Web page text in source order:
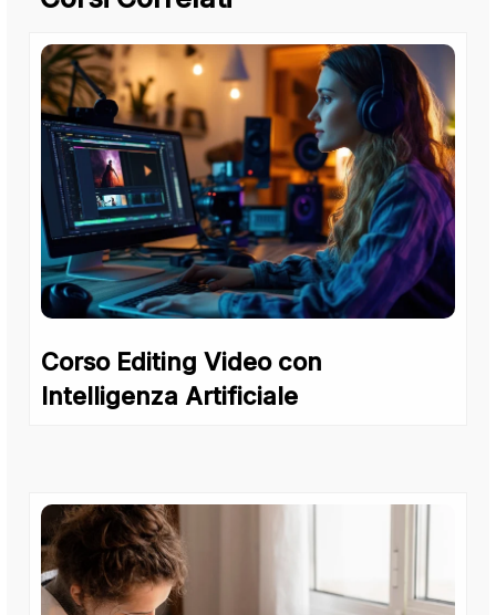
Corso Editing Video con
Intelligenza Artificiale